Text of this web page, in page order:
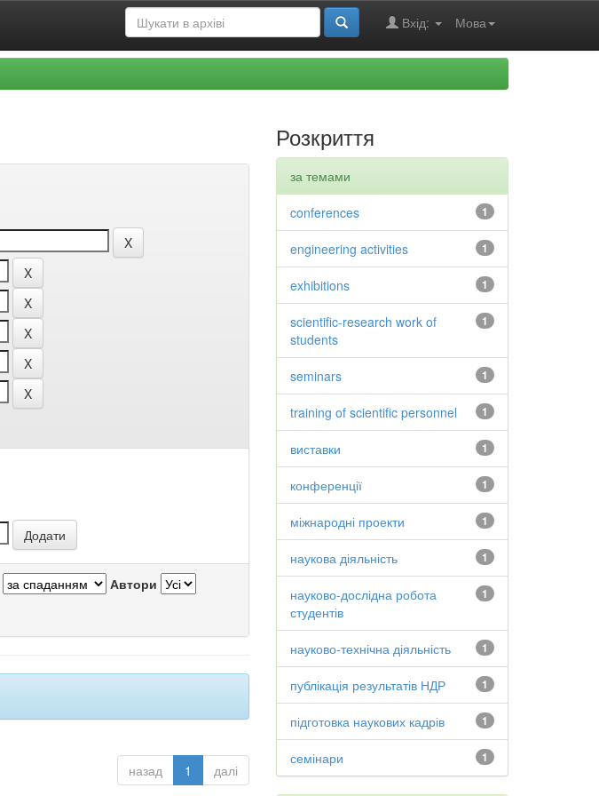
Мова
Вхід:
Автори
назад 1 далі
Розкриття
за темами
1
conferences
1
engineering activities
1
exhibitions
1
scientific-research work of
students
1
seminars
1
training of scientific personnel
1
виставки
1
конференції
1
міжнародні проекти
1
наукова діяльність
1
науково-дослідна робота
студентів
1
науково-технічна діяльність
1
публікація результатів НДР
1
підготовка наукових кадрів
1
семінари